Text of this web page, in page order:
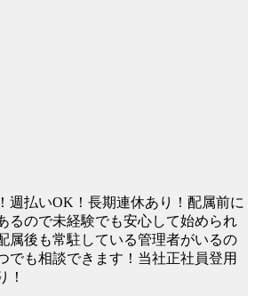
週払いOK！長期連休あり！配属前に
るので未経験でも安心して始められ
属後も常駐している管理者がいるの
でも相談できます！当社正社員登用
！